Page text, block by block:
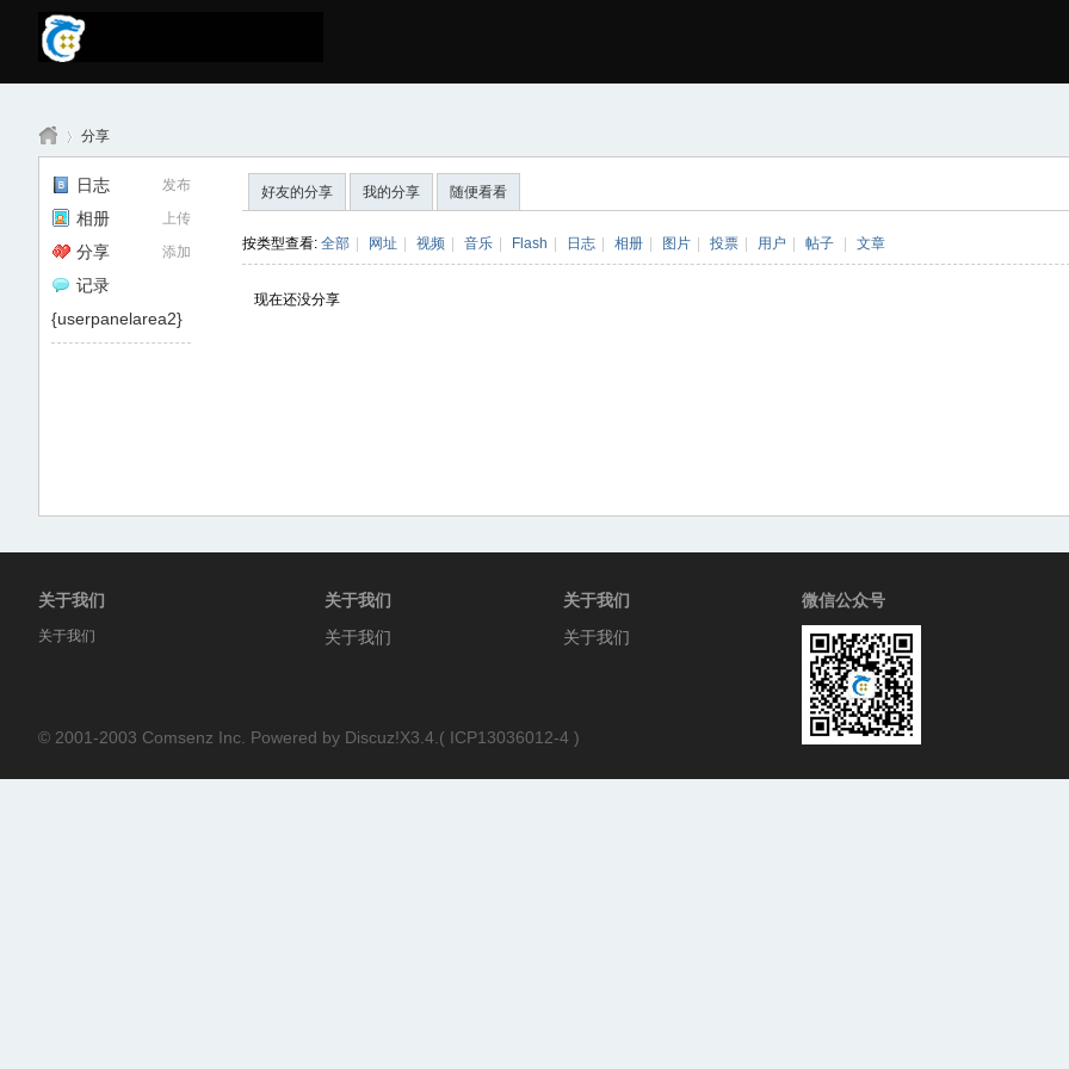
分享
发布
日志
上传
相册
添加
分享
记录
{userpanelarea2}
好友的分享 我的分享 随便看看
按类型查看: 全部 网址 视频 音乐 Flash 日志 相册 图片 投票 用户 帖子 文章
现在还没分享
关于我们
关于我们
关于我们
关于我们
关于我们
关于我们
微信公众号
© 2001-2003 Comsenz Inc. Powered by Discuz!X3.4. ( ICP13036012-4 )